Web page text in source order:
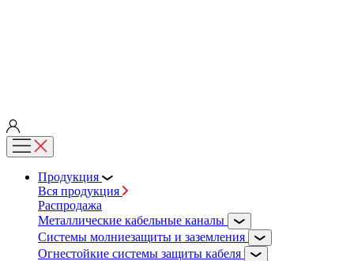
Продукция
Вся продукция
Распродажа
Металлические кабельные каналы
Системы молниезащиты и заземления
Огнестойкие системы защиты кабеля